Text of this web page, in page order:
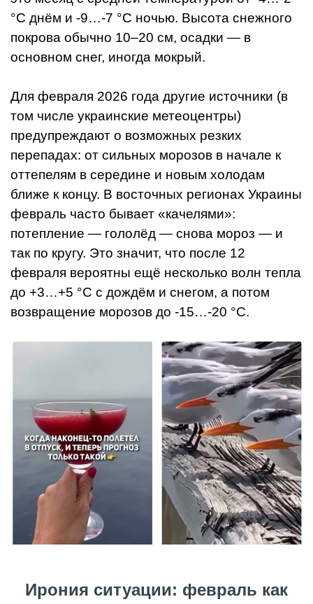
°C днём и -9…-7 °C ночью. Высота снежного
покрова обычно 10–20 см, осадки — в
основном снег, иногда мокрый.
Для февраля 2026 года другие источники (в
том числе украинские метеоцентры)
предупреждают о возможных резких
перепадах: от сильных морозов в начале к
оттепелям в середине и новым холодам
ближе к концу. В восточных регионах Украины
февраль часто бывает «качелями»:
потепление — гололёд — снова мороз — и
так по кругу. Это значит, что после 12
февраля вероятны ещё несколько волн тепла
до +3…+5 °C с дождём и снегом, а потом
возвращение морозов до -15…-20 °C.
Ирония ситуации: февраль как